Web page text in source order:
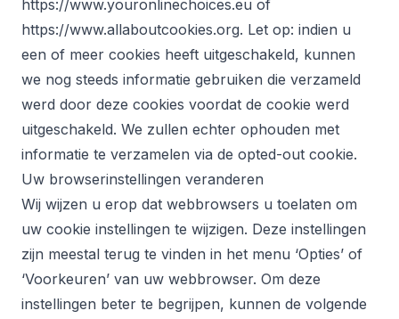
https://www.youronlinechoices.eu of
https://www.allaboutcookies.org. Let op: indien u
een of meer cookies heeft uitgeschakeld, kunnen
we nog steeds informatie gebruiken die verzameld
werd door deze cookies voordat de cookie werd
uitgeschakeld. We zullen echter ophouden met
informatie te verzamelen via de opted-out cookie.
Uw browserinstellingen veranderen
Wij wijzen u erop dat webbrowsers u toelaten om
uw cookie instellingen te wijzigen. Deze instellingen
zijn meestal terug te vinden in het menu ‘Opties’ of
‘Voorkeuren’ van uw webbrowser. Om deze
instellingen beter te begrijpen, kunnen de volgende